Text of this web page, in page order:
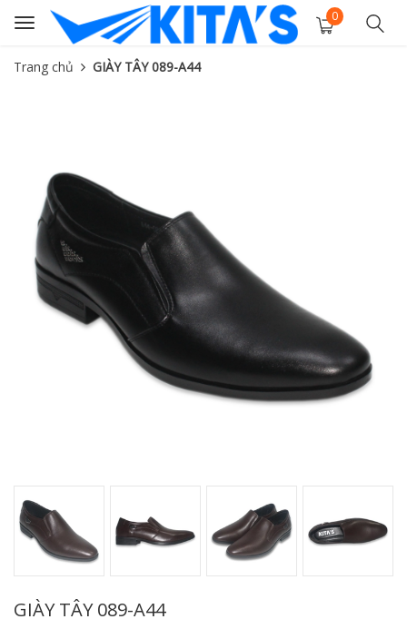
Toggle
navigation
0
Trang chủ GIÀY TÂY 089-A44
GIÀY TÂY 089-A44